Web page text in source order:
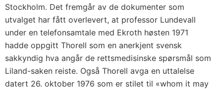
Stockholm. Det fremgår av de dokumenter som
utvalget har fått overlevert, at professor Lundevall
under en telefonsamtale med Ekroth høsten 1971
hadde oppgitt Thorell som en anerkjent svensk
sakkyndig hva angår de rettsmedisinske spørsmål som
Liland-saken reiste. Også Thorell avga en uttalelse
datert 26. oktober 1976 som er stilet til «whom it may